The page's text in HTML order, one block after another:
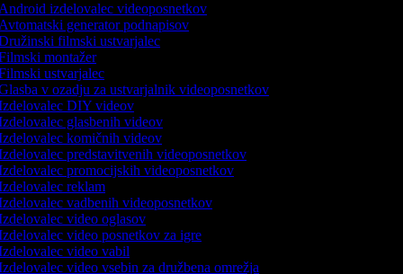
izdelovalec videoposnetkov
generator podnapisov
filmski ustvarjalec
montažer
ustvarjalec
v ozadju za ustvarjalnik videoposnetkov
DIY videov
glasbenih videov
komičnih videov
predstavitvenih videoposnetkov
promocijskih videoposnetkov
reklam
vadbenih videoposnetkov
video oglasov
video posnetkov za igre
video vabil
video vsebin za družbena omrežja